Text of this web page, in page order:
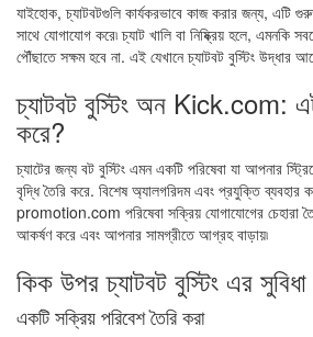
যাইহোক, চ্যাটবটগুলি কার্যকরভাবে কাজ করার জন্য, এটি
সাথে যোগাযোগ করে৷ চ্যাট খালি বা নিষ্ক্রিয় হলে, এমনকি
পৌঁছাতে সক্ষম হবে না. এই যেখানে চ্যাটবট বুস্টিং উদ্ধার
চ্যাটবট বুস্টিং অন Kick.com:
করে?
চ্যাটের জন্য বট বুস্টিং এমন একটি পরিষেবা যা আপনার
বৃদ্ধি তৈরি করে. বিশেষ অ্যালগরিদম এবং প্রযুক্তি
promotion.com পরিষেবা সক্রিয় যোগাযোগের চেহারা
আকর্ষণ করে এবং আপনার সামগ্রীতে আগ্রহ বাড়ায়৷
কিক উপর চ্যাটবট বুস্টিং এর
একটি সক্রিয় পরিবেশ তৈরি করা